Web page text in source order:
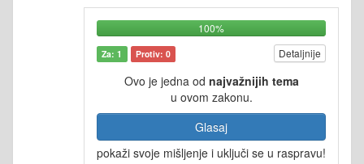
100%
Za: 1 Protiv: 0 Detaljnije
Ovo je jedna od najvažnijih tema
u ovom zakonu.
Glasaj
pokaži svoje mišljenje i uključi se u raspravu!